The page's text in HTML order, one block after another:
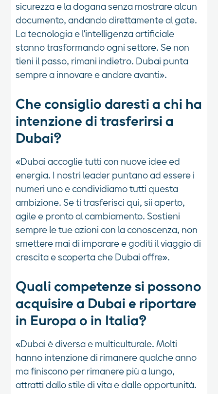
sicurezza e la dogana senza mostrare alcun
documento, andando direttamente al gate.
La tecnologia e l'intelligenza artificiale
stanno trasformando ogni settore. Se non
tieni il passo, rimani indietro. Dubai punta
sempre a innovare e andare avanti».
Che consiglio daresti a chi ha
intenzione di trasferirsi a
Dubai?
«Dubai accoglie tutti con nuove idee ed
energia. I nostri leader puntano ad essere i
numeri uno e condividiamo tutti questa
ambizione. Se ti trasferisci qui, sii aperto,
agile e pronto al cambiamento. Sostieni
sempre le tue azioni con la conoscenza, non
smettere mai di imparare e goditi il viaggio di
crescita e scoperta che Dubai offre».
Quali competenze si possono
acquisire a Dubai e riportare
in Europa o in Italia?
«Dubai è diversa e multiculturale. Molti
hanno intenzione di rimanere qualche anno
ma finiscono per rimanere più a lungo,
attratti dallo stile di vita e dalle opportunità.